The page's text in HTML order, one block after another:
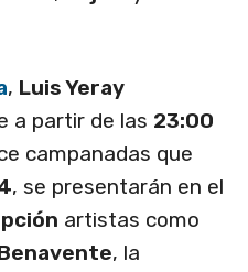
, Luis Yeray
a partir de las 23:00
campanadas que
, se presentarán en el
artistas como
, la